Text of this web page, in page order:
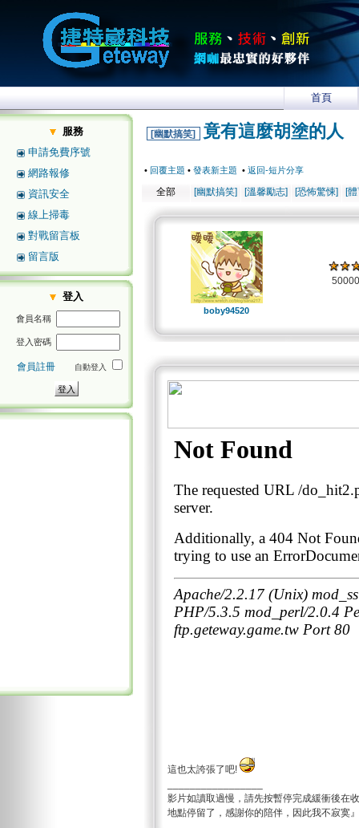
首頁
服務
申請免費序號
網路報修
資訊安全
線上掃毒
對戰留言板
留言版
登入
會員名稱
登入密碼
會員註冊 自動登入
[幽默搞笑] 竟有這麼胡塗的人
• 回覆主題 • 發表新主題 • 返回-短片分享
全部 [幽默搞笑] [溫馨勵志] [恐怖驚悚] [
boby94520
這也太誇張了吧!
影片如讀取過慢，請先按暫停完成緩衝後在
地點停留了，感謝你的陪伴，因此我不寂寞』